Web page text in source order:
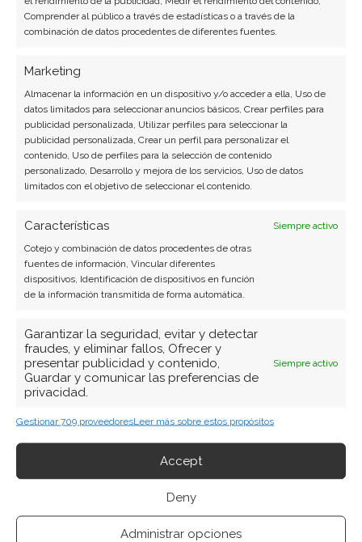
Comprender al público a través de estadísticas o a través de la
combinación de datos procedentes de diferentes fuentes.
Marketing
Almacenar la información en un dispositivo y/o acceder a ella, Uso de
datos limitados para seleccionar anuncios básicos, Crear perfiles para
publicidad personalizada, Utilizar perfiles para seleccionar la
publicidad personalizada, Crear un perfil para personalizar el
contenido, Uso de perfiles para la selección de contenido
personalizado, Desarrollo y mejora de los servicios, Uso de datos
limitados con el objetivo de seleccionar el contenido.
Características
Siempre activo
Cotejo y combinación de datos procedentes de otras
fuentes de información, Vincular diferentes
dispositivos, Identificación de dispositivos en función
de la información transmitida de forma automática.
Garantizar la seguridad, evitar y detectar
fraudes, y eliminar fallos, Ofrecer y
presentar publicidad y contenido,
Guardar y comunicar las preferencias de
privacidad.
Siempre activo
Gestionar 709 proveedoresLeer más sobre estos propósitos
Accept
Deny
Administrar opciones
Periodista de tecnología especializado en
consumo digital. Más de 10 años cubriendo la
industria tecnológica española.
Ver todos los artículos →